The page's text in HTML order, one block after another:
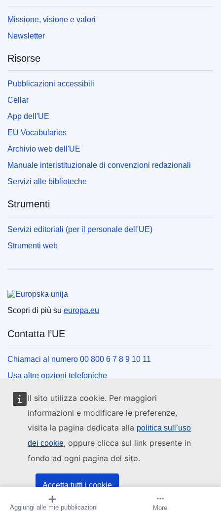
Il sito utilizza cookie. Per maggiori
informazioni e modificare le preferenze,
visita la pagina dedicata alla politica sull’uso
dei cookie, oppure clicca sul link presente in
fondo ad ogni pagina del sito.
Accetta tutti i cookie
Accetta solo i cookie essenziali
Aggiungi alle mie pubblicazioni Crea avviso
More
Missione, visione e valori
Newsletter
Risorse
Pubblicazioni accessibili
Cellar
App dell'UE
EU Vocabularies
Archivio web dell'UE
Manuale interistituzionale di convenzioni redazionali
Servizi alle biblioteche
Strumenti
Servizi editoriali (per il personale dell'UE)
Strumenti web
Scopri di più su europa.eu
Contatta l’UE
Chiamaci al numero 00 800 6 7 8 9 10 11
Usa altre opzioni telefoniche
Scrivici usando l’apposito modulo
Incontraci presso uno dei centri dell’UE
Social media
Cerca i canali social dell’UE
Istituzioni e organi dell’UE